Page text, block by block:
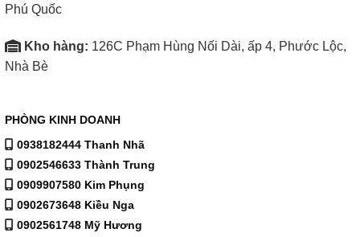
Phú Quốc
Kho hàng: 126C Phạm Hùng Nối Dài, ấp 4, Phước Lộc,
Nhà Bè
PHÒNG KINH DOANH
0938182444 Thanh Nhã
0902546633 Thành Trung
0909907580 Kim Phụng
0902673648 Kiều Nga
0902561748 Mỹ Hương